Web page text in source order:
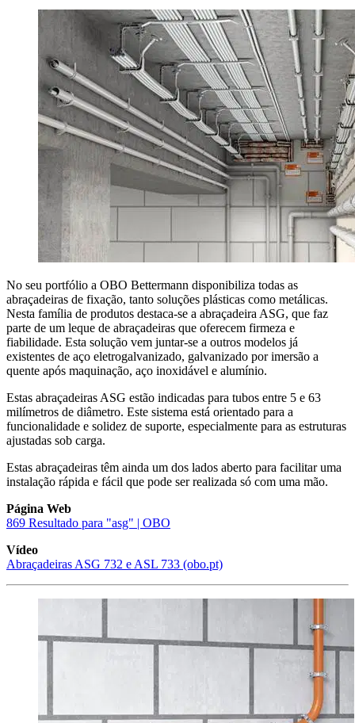
No seu portfólio a OBO Bettermann disponibiliza todas as
abraçadeiras de fixação, tanto soluções plásticas como metálicas.
Nesta família de produtos destaca-se a abraçadeira ASG, que faz
parte de um leque de abraçadeiras que oferecem firmeza e
fiabilidade. Esta solução vem juntar-se a outros modelos já
existentes de aço eletrogalvanizado, galvanizado por imersão a
quente após maquinação, aço inoxidável e alumínio.
Estas abraçadeiras ASG estão indicadas para tubos entre 5 e 63
milímetros de diâmetro. Este sistema está orientado para a
funcionalidade e solidez de suporte, especialmente para as estruturas
ajustadas sob carga.
Estas abraçadeiras têm ainda um dos lados aberto para facilitar uma
instalação rápida e fácil que pode ser realizada só com uma mão.
Página Web
869 Resultado para "asg" | OBO
Vídeo
Abraçadeiras ASG 732 e ASL 733 (obo.pt)